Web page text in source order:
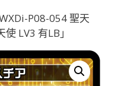
P08-054 聖天
LV3 有LB」